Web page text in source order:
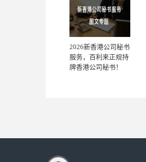
2026新香港公司秘书
服务，百利来正规持
牌香港公司秘书！